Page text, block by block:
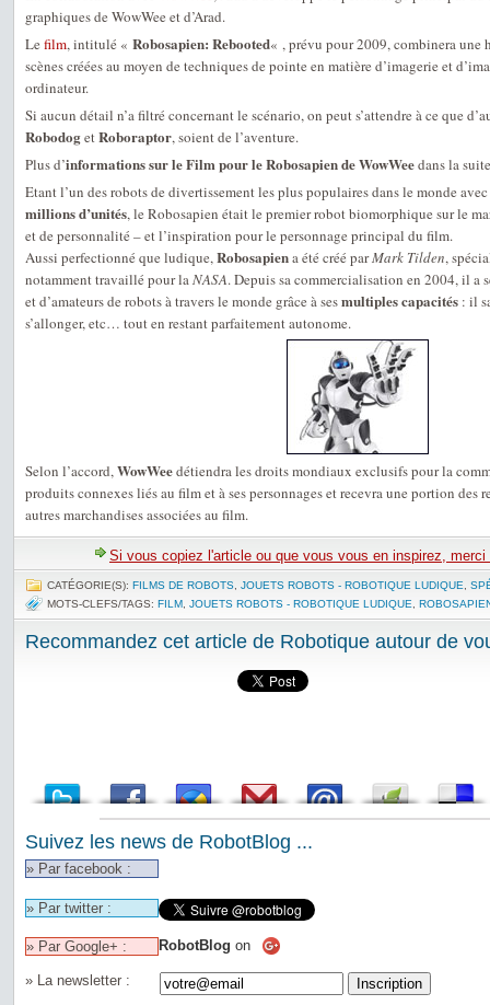
graphiques de WowWee et d’Arad.
Le film, intitulé « Robosapien: Rebooted« , prévu pour 2009, combinera une
scènes créées au moyen de techniques de pointe en matière d’imagerie et
ordinateur.
Si aucun détail n’a filtré concernant le scénario, on peut s’attendre à ce que
RobodogetRoboraptor, soient de l’aventure.
Plus d’informations sur le Film pour le Robosapien de WowWeedans la
Etant l’un des robots de divertissement les plus populaires dans le monde
millions d’unités, le Robosapien était le premier robot biomorphique sur le
et de personnalité – et l’inspiration pour le personnage principal du film.
Aussi perfectionné que ludique,Robosapiena été créé parMark Tilden,
notamment travaillé pour laNASA. Depuis sa commercialisation en 2004, il a
et d’amateurs de robots à travers le monde grâce à sesmultiples capacités : il
s’allonger, etc… tout en restant parfaitement autonome.
Selon l’accord,WowWeedétiendra les droits mondiaux exclusifs pour la
produits connexes liés au film et à ses personnages et recevra une portion des
autres marchandises associées au film.
Si vous copiez l'article ou que vous vous en inspirez,
CATÉGORIE(S): FILMS DE ROBOTS JOUETS ROBOTS - ROBOTIQUE LUDIQUE
MOTS-CLEFS/TAGS: FILM JOUETS ROBOTS - ROBOTIQUE LUDIQUE
Recommandez cet article de Robotique autour de
Suivez les news de RobotBlog ...
» Par facebook :
» Par twitter :
» Par Google+ : RobotBlog on
» La newsletter :